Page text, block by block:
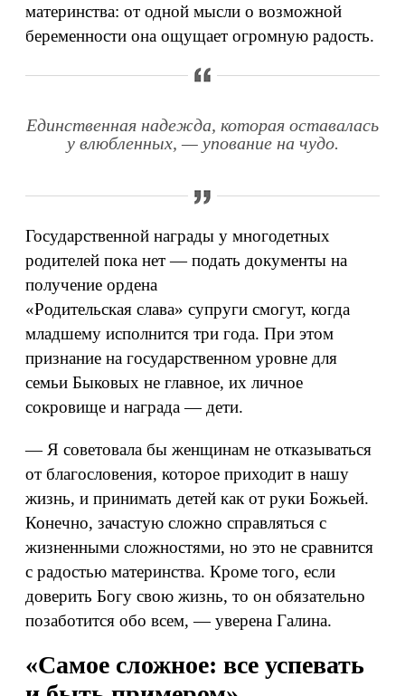
материнства: от одной мысли о возможной
беременности она ощущает огромную радость.
Единственная надежда, которая оставалась
у влюбленных, — упование на чудо.
Государственной награды у многодетных
родителей пока нет — подать документы на
получение ордена
«Родительская слава» супруги смогут, когда
младшему исполнится три года. При этом
признание на государственном уровне для
семьи Быковых не главное, их личное
сокровище и награда — дети.
— Я советовала бы женщинам не отказываться
от благословения, которое приходит в нашу
жизнь, и принимать детей как от руки Божьей.
Конечно, зачастую сложно справляться с
жизненными сложностями, но это не сравнится
с радостью материнства. Кроме того, если
доверить Богу свою жизнь, то он обязательно
позаботится обо всем, — уверена Галина.
«Самое сложное: все успевать